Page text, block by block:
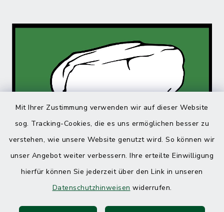
Mit Ihrer Zustimmung verwenden wir auf dieser Website
sog. Tracking-Cookies, die es uns ermöglichen besser zu
verstehen, wie unsere Website genutzt wird. So können wir
unser Angebot weiter verbessern. Ihre erteilte Einwilligung
hierfür können Sie jederzeit über den Link in unseren
Datenschutzhinweisen widerrufen.